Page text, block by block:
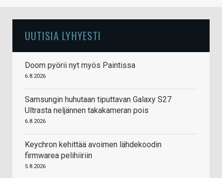
UUTISIA LYHYESTI
Doom pyörii nyt myös Paintissa
6.8.2026
Samsungin huhutaan tiputtavan Galaxy S27
Ultrasta neljännen takakameran pois
6.8.2026
Keychron kehittää avoimen lähdekoodin
firmwarea pelihiiriin
5.8.2026